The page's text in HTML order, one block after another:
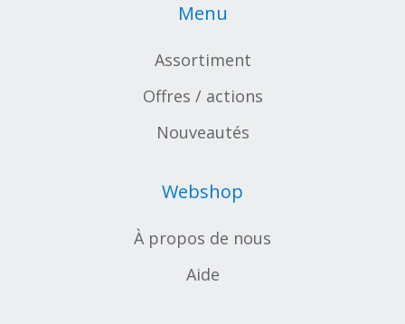
Menu
Assortiment
Offres / actions
Nouveautés
Webshop
À propos de nous
Aide